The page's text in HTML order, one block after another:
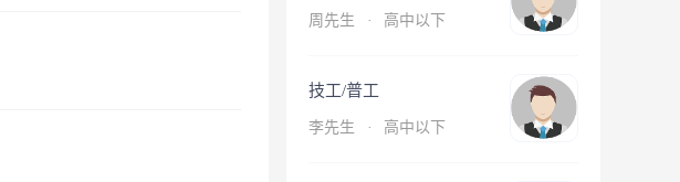
周先生 · 高中以下
技工/普工
李先生 · 高中以下